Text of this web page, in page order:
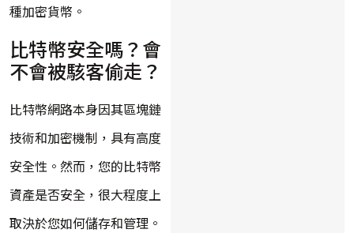
種加密貨幣。
比特幣安全嗎？會
不會被駭客偷走？
比特幣網路本身因其區塊鏈
技術和加密機制，具有高度
安全性。然而，您的比特幣
資產是否安全，很大程度上
取決於您如何儲存和管理。